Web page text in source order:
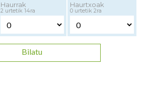
Haurrak
2 urtetik 14ra
Haurtxoak
0 urtetik 2ra
Bilatu